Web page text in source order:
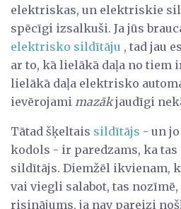
elektriskas, un elektriskie
spēcīgi izsalkuši. Ja jūs
elektrisko sildītāju , tad jau
ar to, kā lielākā daļa no tiem
lielākā daļa elektrisko
ievērojami mazākjaudīgi
Tātad šķeltais sildītājs - un
kodols - ir paredzams, ka
sildītājs. Diemžēl ikvienam,
vai viegli salabot, tas
risinājums, ja nav pareizi